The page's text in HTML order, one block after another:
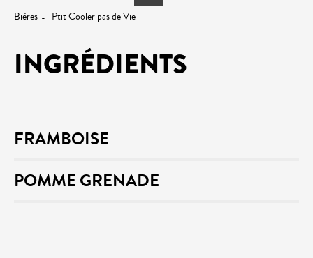
Bières Ptit Cooler pas de Vie
INGRÉDIENTS
FRAMBOISE
POMME GRENADE